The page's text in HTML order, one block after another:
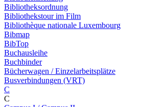
Bibliotheksordnung
Bibliothekstour im Film
Bibliothèque nationale Luxembourg
Bibmap
BibTop
Buchausleihe
Buchbinder
Bücherwagen / Einzelarbeitsplätze
Busverbindungen (VRT)
C
C